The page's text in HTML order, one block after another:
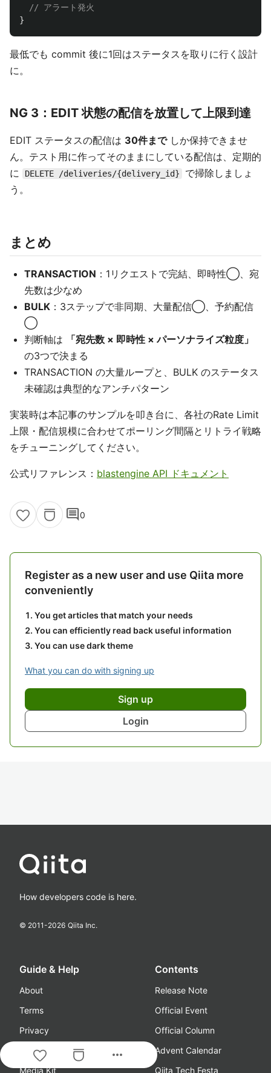
// アラート発火
}
最低でも commit 後に1回はステータスを取りに行く設計
に。
NG 3：EDIT 状態の配信を放置して上限到達
EDIT ステータスの配信は 30件までしか保持できませ
ん。テスト用に作ってそのままにしている配信は、定期的
に
DELETE /deliveries/{delivery_id}
で掃除しましょ
う。
まとめ
TRANSACTION ：1リクエストで完結、即時性◯、宛
先数は少なめ
BULK ：3ステップで非同期、大量配信◯、予約配信
◯
判断軸は
「宛先数 × 即時性 × パーソナライズ粒度」
の3つで決まる
TRANSACTION の大量ループと、BULK のステータス
未確認は典型的なアンチパターン
実装時は本記事のサンプルを叩き台に、各社のRate Limit
上限・配信規模に合わせてポーリング間隔とリトライ戦略
をチューニングしてください。
公式リファレンス： blastengine API ドキュメント
comment0
Register as a new user and use Qiita more
conveniently
You get articles that match your needs
You can efficiently read back useful information
You can use dark theme
What you can do with signing up
Sign up
Login
more_horiz
How developers code is here.
© 2011-2026 Qiita Inc.
Guide & Help
About
Terms
Privacy
Guideline
Media Kit
Contents
Release Note
Official Event
Official Column
Advent Calendar
Qiita Tech Festa